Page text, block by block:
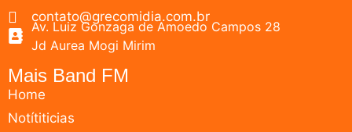
contato@grecomidia.com.br
Av. Luiz Gonzaga de Amoedo Campos 28
Jd Aurea Mogi Mirim
Mais Band FM
Home
Notítiticias